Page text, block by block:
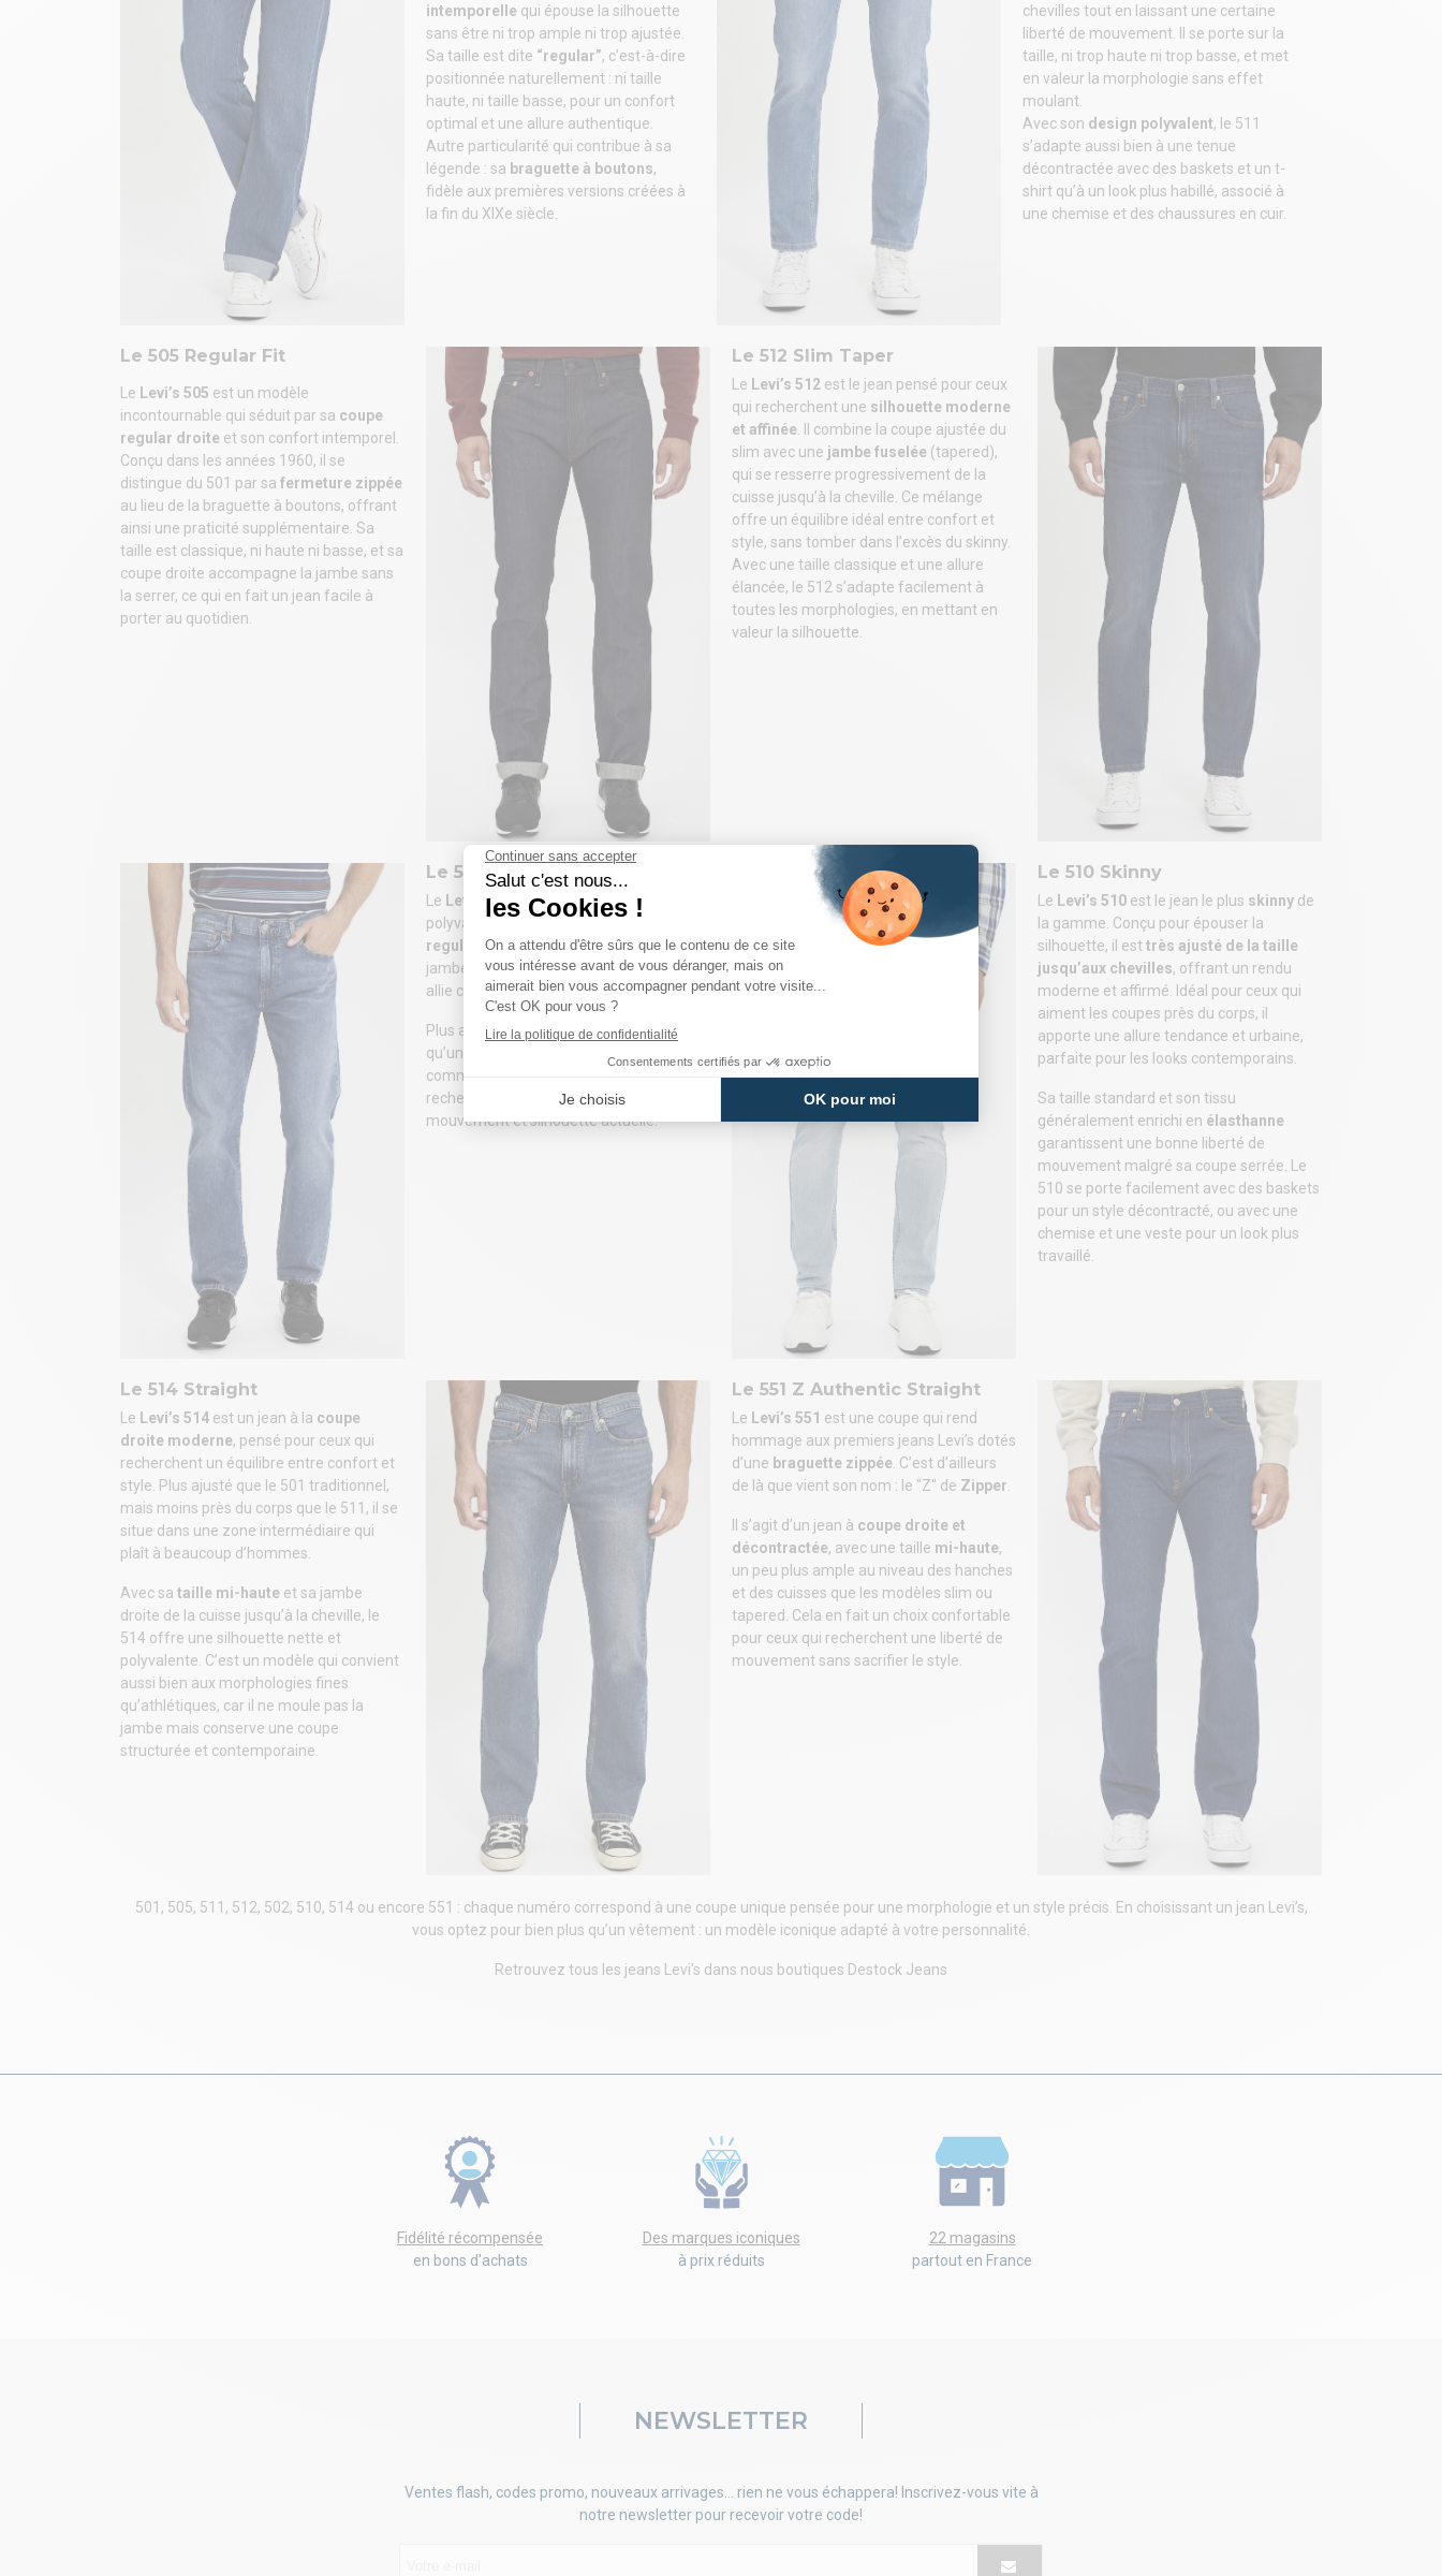
intemporelle qui épouse la silhouette
sans être ni trop ample ni trop ajustée.
Sa taille est dite “regular”, c’est-à-dire
positionnée naturellement : ni taille
haute, ni taille basse, pour un confort
optimal et une allure authentique.
Autre particularité qui contribue à sa
légende : sa braguette à boutons,
fidèle aux premières versions créées à
la fin du XIXe siècle.
chevilles tout en laissant une certaine
liberté de mouvement. Il se porte sur la
taille, ni trop haute ni trop basse, et met
en valeur la morphologie sans effet
moulant.
Avec son design polyvalent, le 511
s’adapte aussi bien à une tenue
décontractée avec des baskets et un t-
shirt qu’à un look plus habillé, associé à
une chemise et des chaussures en cuir.
Le 505 Regular Fit
Le Levi’s 505 est un modèle
incontournable qui séduit par sa coupe
regular droite et son confort intemporel.
Conçu dans les années 1960, il se
distingue du 501 par sa fermeture zippée
au lieu de la braguette à boutons, offrant
ainsi une praticité supplémentaire. Sa
taille est classique, ni haute ni basse, et sa
coupe droite accompagne la jambe sans
la serrer, ce qui en fait un jean facile à
porter au quotidien.
Le 512 Slim Taper
Le Levi’s 512 est le jean pensé pour ceux
qui recherchent une silhouette moderne
et affinée . Il combine la coupe ajustée du
slim avec une jambe fuselée (tapered),
qui se resserre progressivement de la
cuisse jusqu’à la cheville. Ce mélange
offre un équilibre idéal entre confort et
style, sans tomber dans l’excès du skinny.
Avec une taille classique et une allure
élancée, le 512 s’adapte facilement à
toutes les morphologies, en mettant en
valeur la silhouette.
Le 502 Taper
Le Levi’s 502est l’un des modèles les plus
polyvalents de la marque. Avec sa coupe
regular au niveau des cuisses et sa
jambe légèrementfusélée (tapered), il
allie confort et modernité.
Plus ample qu’un slim mais plus ajusté
qu’un straight classique, il se positionne
comme le jean idéal pour ceux qui
recherchent un équilibre entre liberté de
mouvement et silhouette actuelle.
Le 510 Skinny
Le Levi’s 510 est le jean le plus skinny de
la gamme. Conçu pour épouser la
silhouette, il est très ajusté de la taille
jusqu’aux chevilles, offrant un rendu
moderne et affirmé. Idéal pour ceux qui
aiment les coupes près du corps, il
apporte une allure tendance et urbaine,
parfaite pour les looks contemporains.
Sa taille standard et son tissu
généralement enrichi en élasthanne
garantissent une bonne liberté de
mouvement malgré sa coupe serrée. Le
510 se porte facilement avec des baskets
pour un style décontracté, ou avec une
chemise et une veste pour un look plus
travaillé.
Le 514 Straight
Le Levi’s 514 est un jean à la coupe
droite moderne, pensé pour ceux qui
recherchent un équilibre entre confort et
style. Plus ajusté que le 501 traditionnel,
mais moins près du corps que le 511, il se
situe dans une zone intermédiaire qui
plaît à beaucoup d’hommes.
Avec sa taille mi-haute et sa jambe
droite de la cuisse jusqu’à la cheville, le
514 offre une silhouette nette et
polyvalente. C’est un modèle qui convient
aussi bien aux morphologies fines
qu’athlétiques, car il ne moule pas la
jambe mais conserve une coupe
structurée et contemporaine.
Le 551 Z Authentic Straight
Le Levi’s 551 est une coupe qui rend
hommage aux premiers jeans Levi’s dotés
d’une braguette zippée . C’est d’ailleurs
de là que vient son nom : le "Z" de Zipper
Il s’agit d’un jean à coupe droite et
décontractée, avec une taille mi-haute,
un peu plus ample au niveau des hanches
et des cuisses que les modèles slim ou
tapered. Cela en fait un choix confortable
pour ceux qui recherchent une liberté de
mouvement sans sacrifier le style.
501, 505, 511, 512, 502, 510, 514 ou encore 551 : chaque numéro correspond à une coupe unique pensée pour une morphologie et un style précis. En choisissant un jean Levi’s,
vous optez pour bien plus qu’un vêtement : un modèle iconique adapté à votre personnalité.
Retrouvez tous les jeans Levi's dans nous boutiques Destock Jeans
Fidélité récompensée
en bons d'achats
Des marques iconiques
à prix réduits
22 magasins
partout en France
NEWSLETTER
Ventes flash, codes promo, nouveaux arrivages... rien ne vous échappera! Inscrivez-vous vite à
notre newsletter pour recevoir votre code!